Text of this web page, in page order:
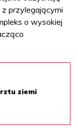
przylegającymi
o wysokiej
ziemi